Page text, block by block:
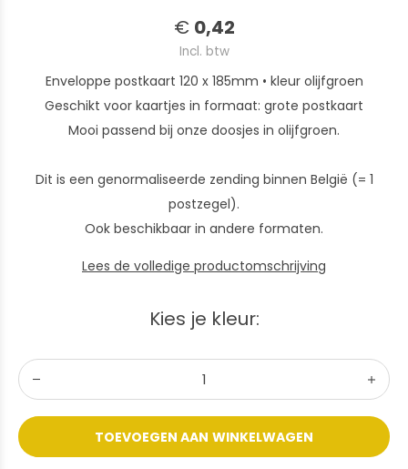
€ 0,42
Incl. btw
Enveloppe postkaart 120 x 185mm • kleur olijfgroen
Geschikt voor kaartjes in formaat: grote postkaart
Mooi passend bij onze doosjes in olijfgroen.
Dit is een genormaliseerde zending binnen België (= 1
postzegel).
Ook beschikbaar in andere formaten.
Lees de volledige productomschrijving
Kies je kleur:
TOEVOEGEN AAN WINKELWAGEN